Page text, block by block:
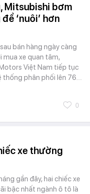
Mitsubishi bơm
‘nuôi’ hơn
bán hàng ngày càng
mua xe quan tâm,
Việt Nam tiếp tục
thống phân phối lên 76…
0
xe thường
gần đây, hai chiếc xe
bậc nhất ngành ô tô là